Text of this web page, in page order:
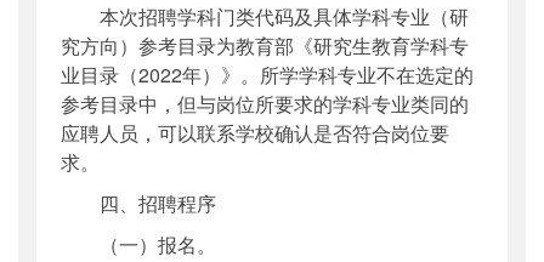
本次招聘学科门类代码及具体学科专业（研
究方向）参考目录为教育部《研究生教育学科专
业目录（2022年）》。所学学科专业不在选定的
参考目录中，但与岗位所要求的学科专业类同的
应聘人员，可以联系学校确认是否符合岗位要
求。
四、招聘程序
（一）报名。